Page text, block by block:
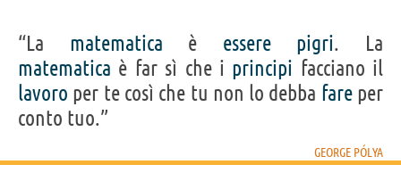
“La matematica è essere pigri. La
matematica è far sì che i principi facciano il
lavoro per te così che tu non lo debba fareper
conto tuo.”
GEORGE PÓLYA